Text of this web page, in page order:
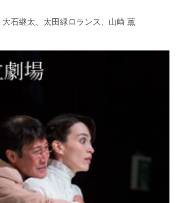
大石継太、太田緑ロランス、山﨑 薫